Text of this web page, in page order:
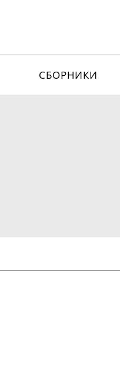
СБОРНИКИ